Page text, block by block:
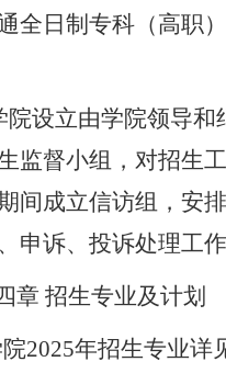
全日制专科（高职
院设立由学院领导和
监督小组，对招生
间成立信访组，安
申诉、投诉处理工作
章 招生专业及计划
2025年招生专业详